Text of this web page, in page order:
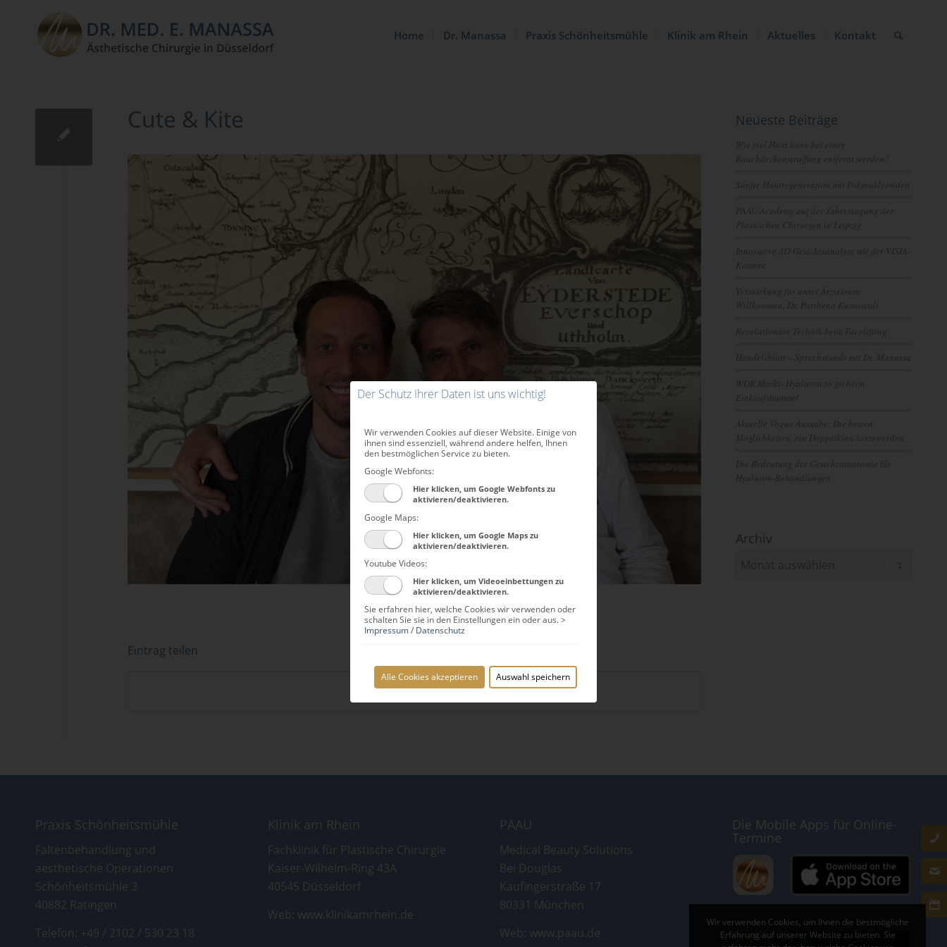
Der Schutz Ihrer Daten ist uns wichtig!
Wir verwenden Cookies auf dieser Website. Einige von
ihnen sind essenziell, während andere helfen, Ihnen
den bestmöglichen Service zu bieten.
Google Webfonts:
Hier klicken, um Google Webfonts zu
aktivieren/deaktivieren.
Google Maps:
Hier klicken, um Google Maps zu
aktivieren/deaktivieren.
Youtube Videos:
Hier klicken, um Videoeinbettungen zu
aktivieren/deaktivieren.
Sie erfahren hier, welche Cookies wir verwenden oder
schalten Sie sie in den Einstellungen ein oder aus. >
Impressum / Datenschutz
Alle Cookies akzeptieren Auswahl speichern
Home Dr. Manassa Praxis Schönheitsmühle Klinik am Rhein Aktuelles Kontakt
Cute & Kite
Eintrag teilen
Neueste Beiträge
Archiv
Praxis Schönheitsmühle
Faltenbehandlung und
aesthetische Operationen
Schönheitsmühle 3
40882 Ratingen
Telefon: +49 / 2102 / 530 23 18
Klinik am Rhein
Fachklinik für Plastische Chirurgie
Kaiser-Wilhelm-Ring 43A
40545 Düsseldorf
Web: www.klinikamrhein.de
PAAU
Medical Beauty Solutions
Bei Douglas
Kaufingerstraße 17
80331 München
Web: www.paau.de
Die Mobile Apps für Online-
Termine
Wir verwenden Cookies, um Ihnen die bestmögliche
Erfahrung auf unserer Website zu bieten. Sie